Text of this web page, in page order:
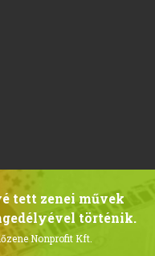
tett zenei művek
történik.
Nonprofit Kft.